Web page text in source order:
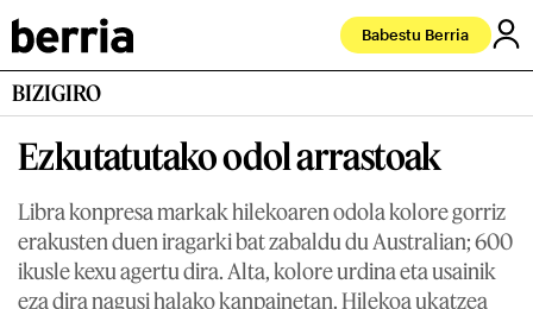
Babestu Berria
BIZIGIRO
Ezkutatutako odol arrastoak
Libra konpresa markak hilekoaren odola kolore gorriz
erakusten duen iragarki bat zabaldu du Australian; 600
ikusle kexu agertu dira. Alta, kolore urdina eta usainik
eza dira nagusi halako kanpainetan. Hilekoa ukatzea